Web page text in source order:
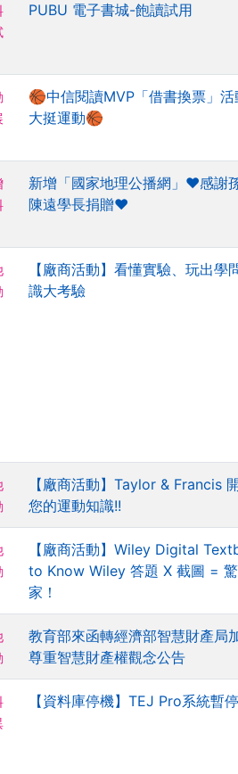
PUBU 電子書城-飽讀試用
🏀中信閱讀MVP「借書換票」
大挺運動🏀
新增「國家地理公播網」❤️感謝
陳遠學長捐贈❤️
【廠商活動】看懂實驗、玩出學
識大考驗
【廠商活動】Taylor & Francis
您的運動知識!!
【廠商活動】Wiley Digital
to Know Wiley 答題 X 截圖 =
家！
教育部來函轉經濟部智慧財產局
尊重智慧財產權觀念公告
【資料庫停機】TEJ Pro系統暫